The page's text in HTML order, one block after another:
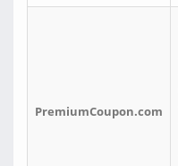
PremiumCoupon.com